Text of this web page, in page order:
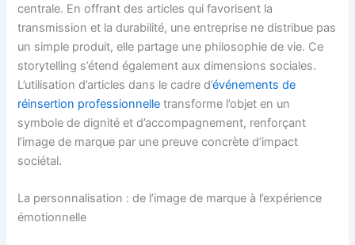
centrale. En offrant des articles qui favorisent la
transmission et la durabilité, une entreprise ne distribue pas
un simple produit, elle partage une philosophie de vie. Ce
storytelling s’étend également aux dimensions sociales.
L’utilisation d’articles dans le cadre d’événements de
réinsertion professionnelle transforme l’objet en un
symbole de dignité et d’accompagnement, renforçant
l’image de marque par une preuve concrète d’impact
sociétal.
La personnalisation : de l’image de marque à l’expérience
émotionnelle